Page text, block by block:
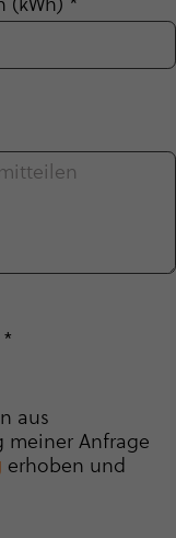
*
aus
meiner Anfrage
erhoben und